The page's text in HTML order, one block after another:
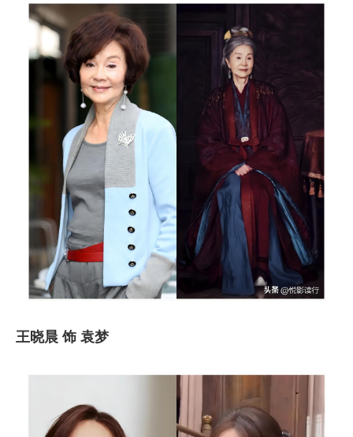
王晓晨 饰 袁梦